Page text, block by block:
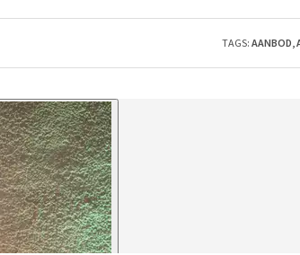
TAGS: AANBOD